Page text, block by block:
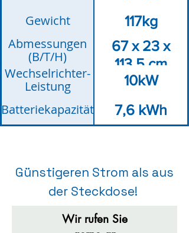
Gewicht 117kg
Abmessungen
(B/T/H)
67 x 23 x
113,5 cm
Wechselrichter-
Leistung
10kW
Batteriekapazität 7,6 kWh
Günstigeren Strom als aus
der Steckdose!
Wir rufen Sie